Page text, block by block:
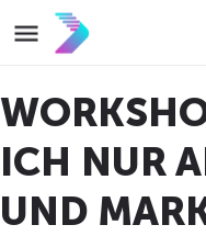
ICH NUR
UND